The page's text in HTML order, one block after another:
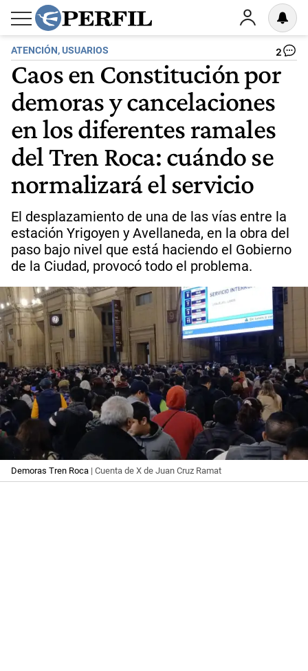
ATENCIÓN, USUARIOS 2
Caos en Constitución por
demoras y cancelaciones
en los diferentes ramales
del Tren Roca: cuándo se
normalizará el servicio
El desplazamiento de una de las vías entre la
estación Yrigoyen y Avellaneda, en la obra del
paso bajo nivel que está haciendo el Gobierno
de la Ciudad, provocó todo el problema.
Demoras Tren Roca | Cuenta de X de Juan Cruz Ramat